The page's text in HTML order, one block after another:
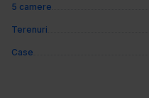
5 camere
Terenuri
Case